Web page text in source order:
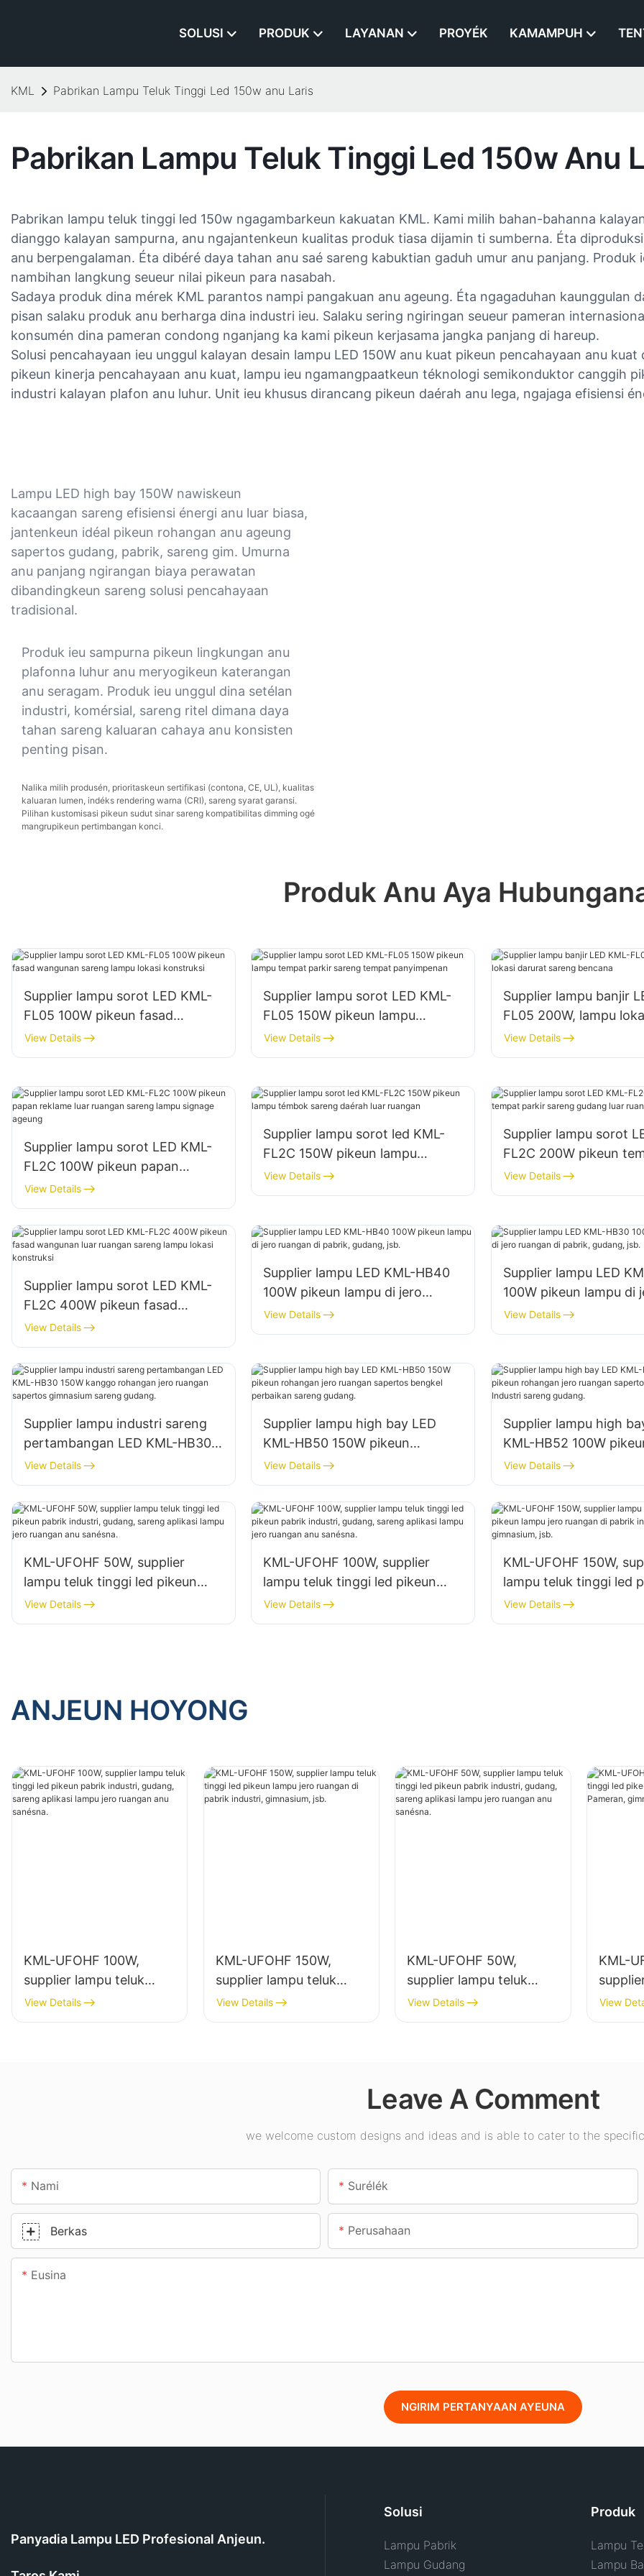
SOLUSI PRODUK LAYANAN PROYÉK KAMAMPUH
KML Pabrikan Lampu Teluk Tinggi Led 150w anu Laris
Pabrikan Lampu Teluk Tinggi Led 150w Anu
Pabrikan lampu teluk tinggi led 150w ngagambarkeun kakuatan KML. Kami milih bahan-bahanna
dianggo kalayan sampurna, anu ngajantenkeun kualitas produk tiasa dijamin ti sumberna. Éta
anu berpengalaman. Éta dibéré daya tahan anu saé sareng kabuktian gaduh umur anu panjang.
nambihan langkung seueur nilai pikeun para nasabah.
Sadaya produk dina mérek KML parantos nampi pangakuan anu ageung. Éta ngagaduhan kaunggulan
pisan salaku produk anu berharga dina industri ieu. Salaku sering ngiringan seueur pameran
konsumén dina pameran condong nganjang ka kami pikeun kerjasama jangka panjang di hareup.
Solusi pencahayaan ieu unggul kalayan desain lampu LED 150W anu kuat pikeun pencahayaan anu
pikeun kinerja pencahayaan anu kuat, lampu ieu ngamangpaatkeun téknologi semikonduktor canggih
industri kalayan plafon anu luhur. Unit ieu khusus dirancang pikeun daérah anu lega, ngajaga efisiensi
Lampu LED high bay 150W nawiskeun
kacaangan sareng efisiensi énergi anu luar biasa,
jantenkeun idéal pikeun rohangan anu ageung
sapertos gudang, pabrik, sareng gim. Umurna
anu panjang ngirangan biaya perawatan
dibandingkeun sareng solusi pencahayaan
tradisional.
Produk ieu sampurna pikeun lingkungan anu
plafonna luhur anu meryogikeun katerangan
anu seragam. Produk ieu unggul dina setélan
industri, komérsial, sareng ritel dimana daya
tahan sareng kaluaran cahaya anu konsisten
penting pisan.
Nalika milih produsén, prioritaskeun sertifikasi (contona, CE, UL), kualitas
kaluaran lumen, indéks rendering warna (CRI), sareng syarat garansi.
Pilihan kustomisasi pikeun sudut sinar sareng kompatibilitas dimming ogé
mangrupikeun pertimbangan konci.
Produk Anu Aya
Supplier lampu sorot LED KML-
FL05 100W pikeun fasad
wangunan sareng lampu lokasi
konstruksi
View Details
Supplier lampu sorot LED KML-
FL05 150W pikeun lampu
tempat parkir sareng tempat
panyimpenan
View Details
Supplier lampu banjir
FL05 200W, lampu
sareng bencana
View Details
Supplier lampu sorot LED KML-
FL2C 100W pikeun papan
reklame luar ruangan sareng
lampu signage ageung
View Details
Supplier lampu sorot led KML-
FL2C 150W pikeun lampu
témbok sareng daérah luar
ruangan
View Details
Supplier lampu sorot
FL2C 200W pikeun
parkir sareng gudang
ruangan
View Details
Supplier lampu sorot LED KML-
FL2C 400W pikeun fasad
wangunan luar ruangan sareng
lampu lokasi konstruksi
View Details
Supplier lampu LED KML-HB40
100W pikeun lampu di jero
ruangan di pabrik, gudang, jsb.
View Details
Supplier lampu LED
100W pikeun lampu di
ruangan di pabrik,
View Details
Supplier lampu industri sareng
pertambangan LED KML-HB30
150W kanggo rohangan jero
ruangan sapertos gimnasium
sareng gudang.
View Details
Supplier lampu high bay LED
KML-HB50 150W pikeun
rohangan jero ruangan sapertos
bengkel perbaikan sareng
gudang.
View Details
Supplier lampu high
KML-HB52 100W
rohangan jero
gedong pabrik Industri
gudang.
View Details
KML-UFOHF 50W, supplier
lampu teluk tinggi led pikeun
pabrik industri, gudang, sareng
aplikasi lampu jero ruangan anu
View Details
KML-UFOHF 100W, supplier
lampu teluk tinggi led pikeun
pabrik industri, gudang, sareng
aplikasi lampu jero ruangan anu
View Details
KML-UFOHF 150W,
lampu teluk tinggi led
lampu jero ruangan di
industri, gimnasium,
View Details
ANJEUN HOYONG
KML-UFOHF 100W,
supplier lampu teluk
tinggi led pikeun pabrik
industri, gudang, sareng
View Details
KML-UFOHF 150W,
supplier lampu teluk
tinggi led pikeun lampu
jero ruangan di pabrik
View Details
KML-UFOHF 50W,
supplier lampu teluk
tinggi led pikeun pabrik
industri, gudang, sareng
View Details
KML-
tinggi
jero
View
Leave A Comment
we welcome custom designs and ideas and is able to cater to the
Nami Surélék
Berkas Perusahaan
Eusina
NGIRIM PERTANYAAN AYEUNA
Panyadia Lampu LED Profesional Anjeun.
Solusi
Lampu Pabrik
Lampu Gudang
Produk
Lampu
Lampu